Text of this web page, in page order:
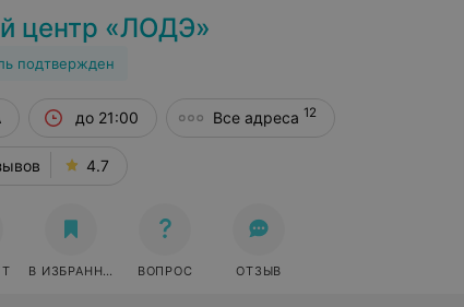
центр «ЛОДЭ»
подтвержден
до 21:00 Все адреса 12
4.7
В ИЗБРАННОЕ ВОПРОС ОТЗЫВ